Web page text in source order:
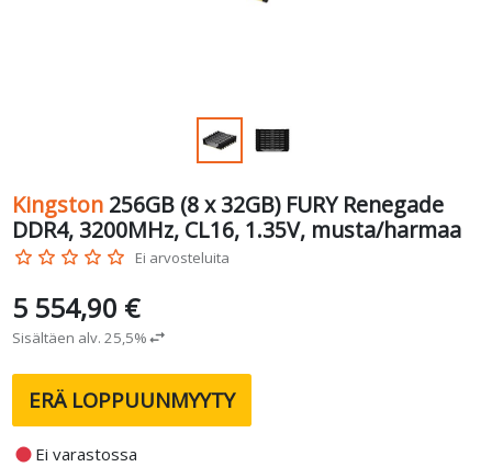
Kingston 256GB (8 x 32GB) FURY Renegade
DDR4, 3200MHz, CL16, 1.35V, musta/harmaa
star_border star_border star_border star_border star_border Ei arvosteluita
5 554,90 €
Sisältäen alv. 25,5%swap_horiz
ERÄ LOPPUUNMYYTY
fiber_manual_record Ei varastossa